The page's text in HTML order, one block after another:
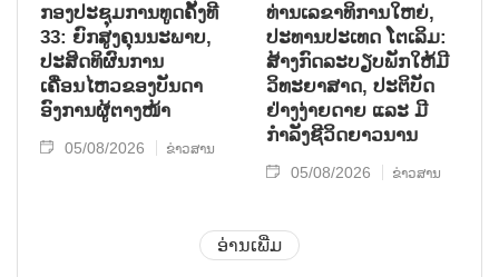
ກອງປະຊຸມການທູດຄັ້ງທີ
33: ຍົກສູງຄຸນນະພາບ,
ປະສິດທິຜົນການ
ເຄື່ອນໄຫວຂອງບັນດາ
ອົງການຜູ້ຕາງໜ້າ
05/08/2026 ຂ່າວສານ
ທ່ານເລຂາທິການໃຫຍ່,
ປະທານປະເທດ ໂຕເລິມ:
ສ້າງກົດລະບຽບພັກໃຫ້ມີ
ວິທະຍາສາດ, ປະຕິບັດ
ຢ່າງງ່າຍດາຍ ແລະ ມີ
ກຳລັງຊີວິດຍາວນານ
05/08/2026 ຂ່າວສານ
ອ່ານເພີ່ມ